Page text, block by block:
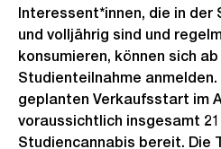
Interessent*innen, die in der
und volljährig sind und
konsumieren, können sich
Studienteilnahme
geplanten Verkaufsstart im
voraussichtlich insgesamt
Studiencannabis bereit. Die